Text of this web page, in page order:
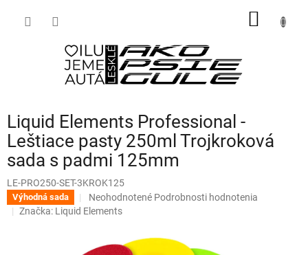
Liquid Elements Professional -
Leštiace pasty 250ml Trojkroková
sada s padmi 125mm
LE-PRO250-SET-3KROK125
Výhodná sada
Priemerné
hodnotenie
0,0
Neohodnotené Podrobnosti hodnotenia
Značka: Liquid Elements